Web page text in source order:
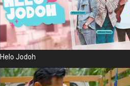
Helo Jodoh